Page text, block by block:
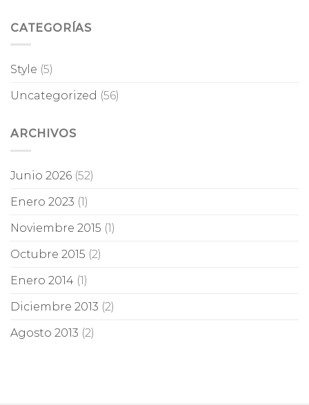
CATEGORÍAS
Style (5)
Uncategorized (56)
ARCHIVOS
Junio 2026 (52)
Enero 2023 (1)
Noviembre 2015 (1)
Octubre 2015 (2)
Enero 2014 (1)
Diciembre 2013 (2)
Agosto 2013 (2)